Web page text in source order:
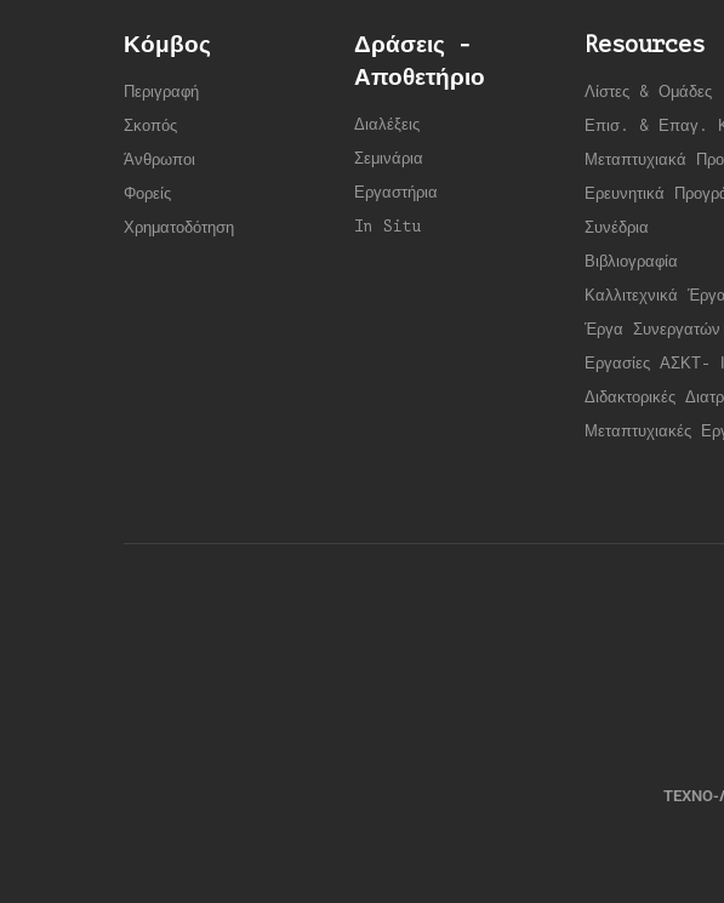
Κόμβος
Περιγραφή
Σκοπός
Άνθρωποι
Φορείς
Χρηματοδότηση
Δράσεις -
Αποθετήριο
Διαλέξεις
Σεμινάρια
Εργαστήρια
In Situ
Resources
Λίστες & Ομάδες
Επισ. & Επαγ.
Μεταπτυχιακά
Ερευνητικά
Συνέδρια
Βιβλιογραφία
Καλλιτεχνικά Έργα
Έργα Συνεργατών
Εργασίες ΑΣΚΤ-
Διδακτορικές
Μεταπτυχιακές
ΤΕΧΝΟ-